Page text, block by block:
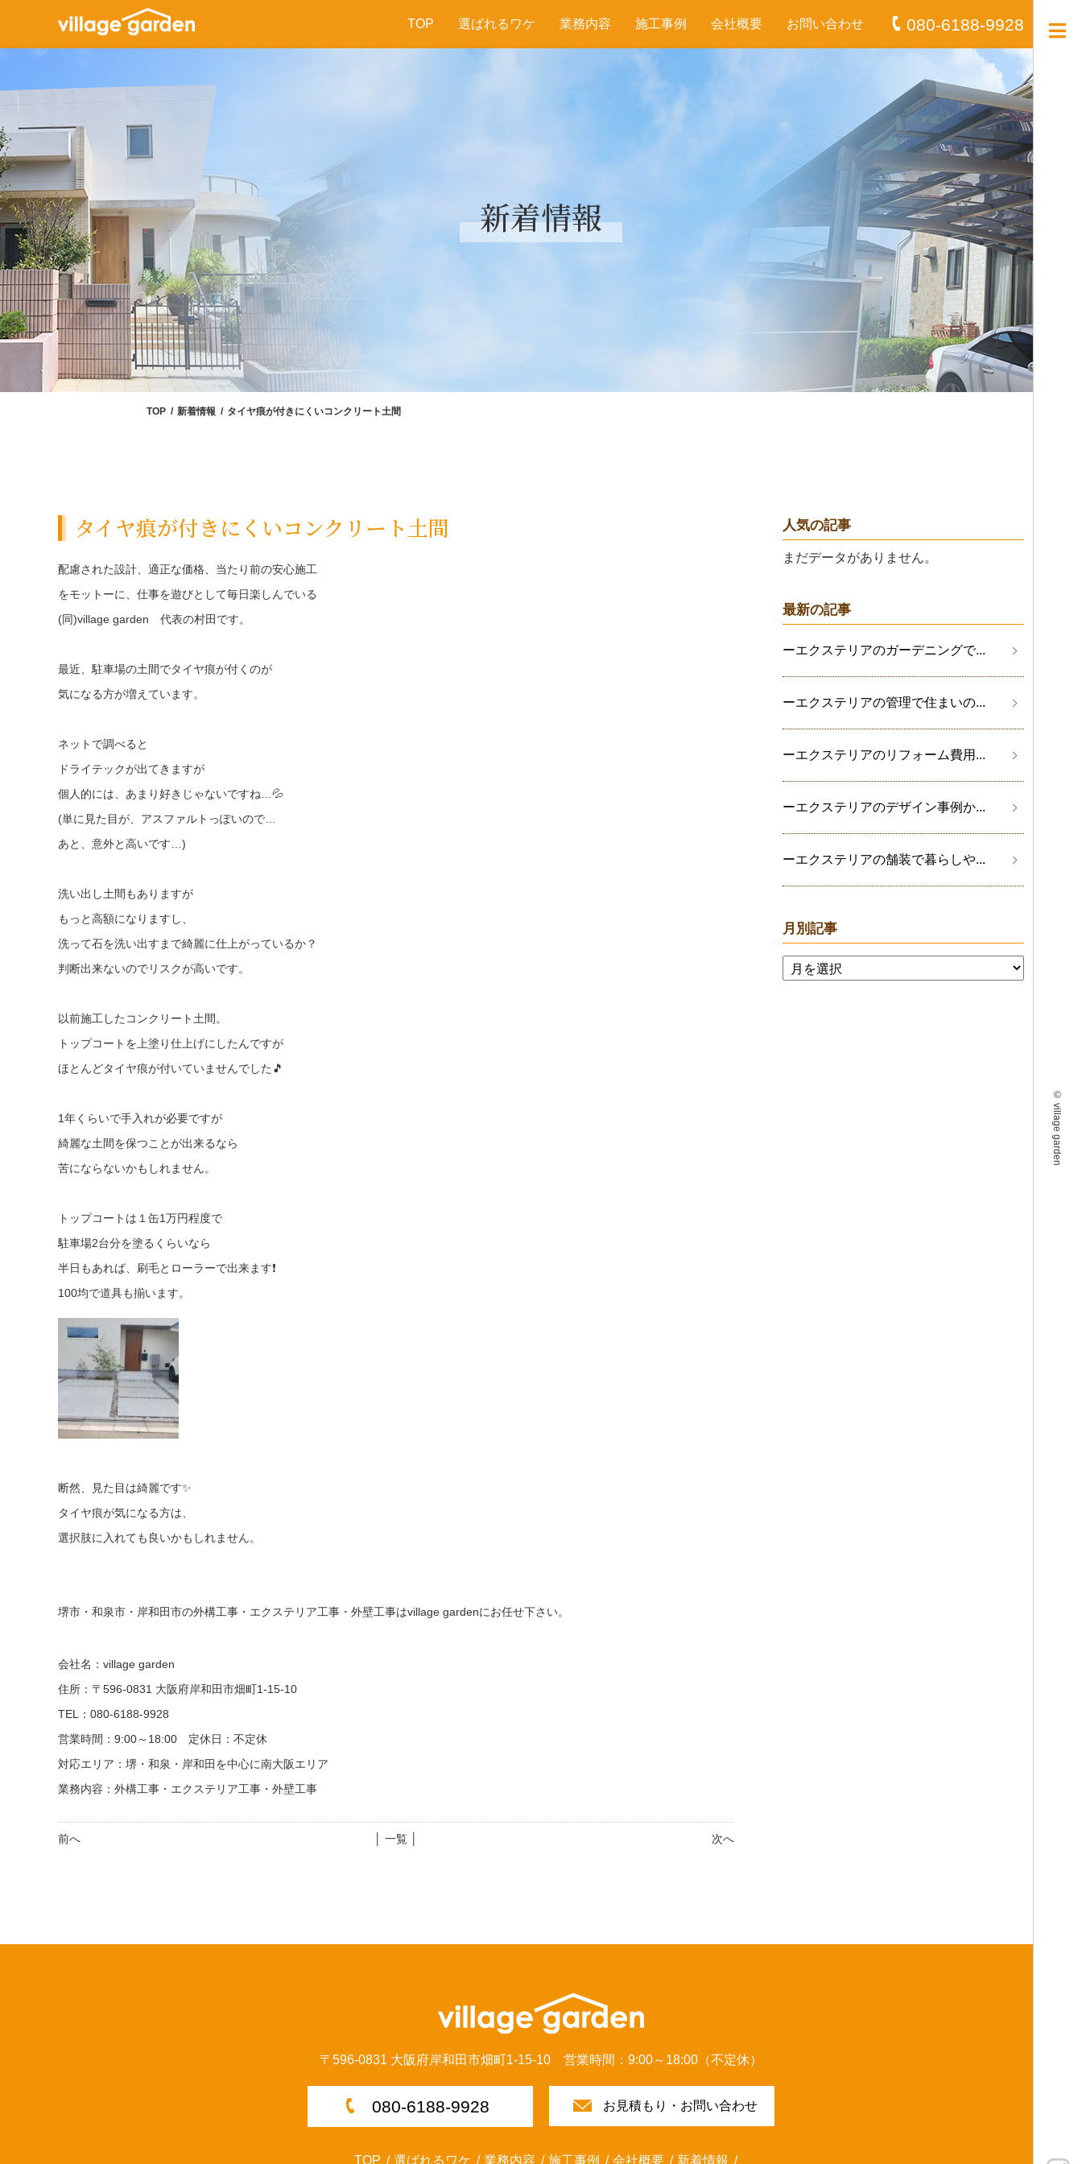
080-6188-9928
TOP 選ばれるワケ 業務内容 施工事例 会社概要 お問い合わせ
©
village garden
新着情報
TOP 新着情報 タイヤ痕が付きにくいコンクリート土間
タイヤ痕が付きにくいコンクリート土間
配慮された設計、適正な価格、当たり前の安心施工
をモットーに、仕事を遊びとして毎日楽しんでいる
(同)village garden 代表の村田です。
最近、駐車場の土間でタイヤ痕が付くのが
気になる方が増えています。
ネットで調べると
ドライテックが出てきますが
個人的には、あまり好きじゃないですね…💦
(単に見た目が、アスファルトっぽいので…
あと、意外と高いです…)
洗い出し土間もありますが
もっと高額になりますし、
洗って石を洗い出すまで綺麗に仕上がっているか？
判断出来ないのでリスクが高いです。
以前施工したコンクリート土間。
トップコートを上塗り仕上げにしたんですが
ほとんどタイヤ痕が付いていませんでした🎵
1年くらいで手入れが必要ですが
綺麗な土間を保つことが出来るなら
苦にならないかもしれません。
トップコートは１缶1万円程度で
駐車場2台分を塗るくらいなら
半日もあれば、刷毛とローラーで出来ます❗
100均で道具も揃います。
断然、見た目は綺麗です✨
タイヤ痕が気になる方は、
選択肢に入れても良いかもしれません。
堺市・和泉市・岸和田市の外構工事・エクステリア工事・外壁工事はvillage gardenにお任せ下さい。
会社名：village garden
住所：〒596-0831 大阪府岸和田市畑町1-15-10
TEL：080-6188-9928
営業時間：9:00～18:00 定休日：不定休
対応エリア：堺・和泉・岸和田を中心に南大阪エリア
業務内容：外構工事・エクステリア工事・外壁工事
前へ 次へ
│ 一覧 │
人気の記事
まだデータがありません。
最新の記事
ーエクステリアのガーデニングで...
ーエクステリアの管理で住まいの...
ーエクステリアのリフォーム費用...
ーエクステリアのデザイン事例か...
ーエクステリアの舗装で暮らしや...
月別記事
〒596-0831 大阪府岸和田市畑町1-15-10 営業時間：9:00～18:00（不定休）
080-6188-9928 お見積もり・お問い合わせ
TOP 選ばれるワケ 業務内容 施工事例 会社概要 新着情報